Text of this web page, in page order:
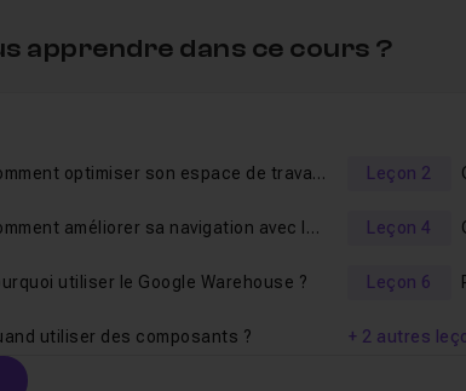
clavier à votre avantage.
pour gagner du temps.
et éviter le lag.
faire gagner du temps !Alors vous êtes prêt à
apprendre dans ce cours ?
Comment optimiser son espace de travail ? Leçon 2
Comment améliorer sa navigation avec les raccourcis claviers ? Leçon 4
utiliser le Google Warehouse ? Leçon 6
utiliser des composants ? + 2 autres